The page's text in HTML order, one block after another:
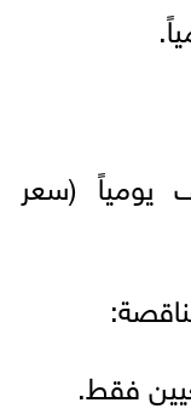
يومياً (سعر
فقط.